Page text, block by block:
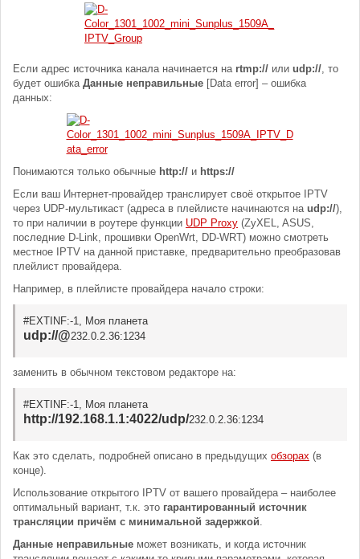
Если адрес источника канала начинается на rtmp:// или udp:// , то
будет ошибка Данные неправильные [Data error] – ошибка
данных:
Понимаются только обычные http:// и https://
Если ваш Интернет-провайдер транслирует своё открытое IPTV
через UDP-мультикаст (адреса в плейлисте начинаются на udp://),
то при наличии в роутере функции UDP Proxy (ZyXEL, ASUS,
последние D-Link, прошивки OpenWrt, DD-WRT) можно смотреть
местное IPTV на данной приставке, предварительно преобразовав
плейлист провайдера.
Например, в плейлисте провайдера начало строки:
#EXTINF:-1, Моя планета
udp://@232.0.2.36:1234
заменить в обычном текстовом редакторе на:
#EXTINF:-1, Моя планета
http://192.168.1.1:4022/udp/232.0.2.36:1234
Как это сделать, подробней описано в предыдущих обзорах (в
конце).
Использование открытого IPTV от вашего провайдера – наиболее
оптимальный вариант, т.к. это гарантированный источник
трансляции причём с минимальной задержкой
Данные неправильные может возникать, и когда источник